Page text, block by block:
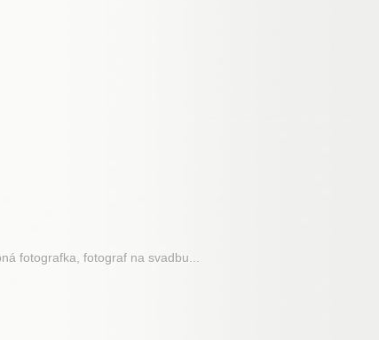
fotografka, fotograf na svadbu...